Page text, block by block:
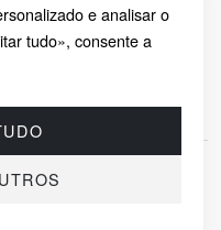
e analisar o
tudo», consente a